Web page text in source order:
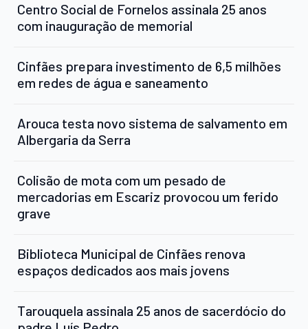
Centro Social de Fornelos assinala 25 anos
com inauguração de memorial
Cinfães prepara investimento de 6,5 milhões
em redes de água e saneamento
Arouca testa novo sistema de salvamento em
Albergaria da Serra
Colisão de mota com um pesado de
mercadorias em Escariz provocou um ferido
grave
Biblioteca Municipal de Cinfães renova
espaços dedicados aos mais jovens
Tarouquela assinala 25 anos de sacerdócio do